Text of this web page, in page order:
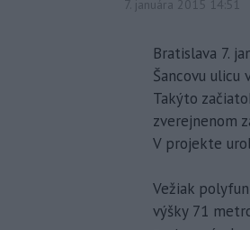
7. januára 2015 14:51
Bratislava 7.
Šancovu ulicu
Takýto
zverejnenom
V projekte
Vežiak
výšky 71